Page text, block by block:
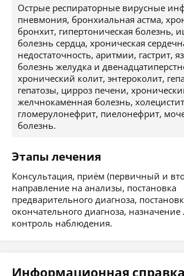
Острые респираторные вирусные
пневмония, бронхиальная астма,
бронхит, гипертоническая болезнь,
болезнь сердца, хроническая
недостаточность, аритмии, гастрит,
болезнь желудка и
хронический колит, энтероколит,
гепатозы, цирроз печени,
желчнокаменная болезнь,
гломерулонефрит, пиелонефрит,
болезнь.
Этапы лечения
Консультация, приём (первичный и
направление на анализы, постановка
предварительного диагноза,
окончательного диагноза, назначение
контроль наблюдения.
Информационная справка